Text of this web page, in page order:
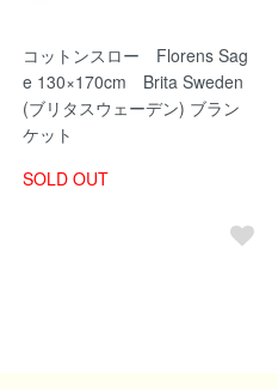
コットンスロー Florens Sag
e 130×170cm Brita Sweden
(ブリタスウェーデン) ブラン
ケット
SOLD OUT